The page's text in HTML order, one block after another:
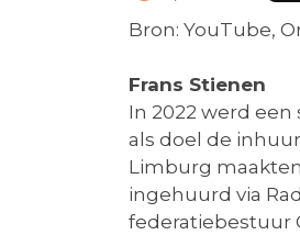
Bron: YouTube,
Frans Stienen
In 2022 werd
als doel de
Limburg
ingehuurd via
federatiebestuur